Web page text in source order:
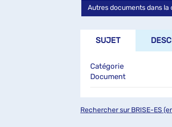
Autres documents dans
SUJET
Catégorie
Document
Rechercher sur BRISE-ES